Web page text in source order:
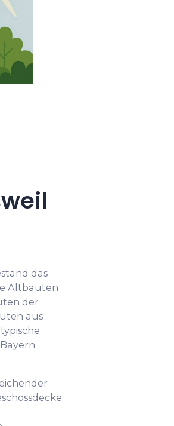
das
Altbauten
der
aus